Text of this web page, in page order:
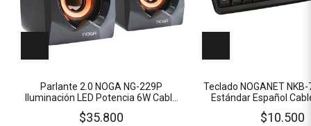
Parlante 2.0 NOGA NG-229P
Iluminación LED Potencia 6W Cable
3.5 MM Alimentación USB
$35.800
Teclado NOGANET
Estándar Español
$10.500